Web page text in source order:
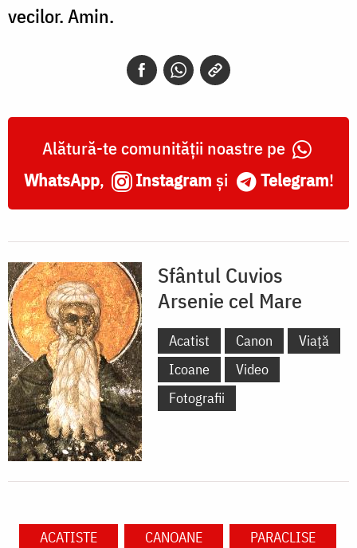
vecilor. Amin.
Alătură-te comunității noastre pe
WhatsApp, Instagram și Telegram!
Sfântul Cuvios
Arsenie cel Mare
Acatist Canon
Viață
Icoane
Video
Fotografii
ACATISTE CANOANE
PARACLISE